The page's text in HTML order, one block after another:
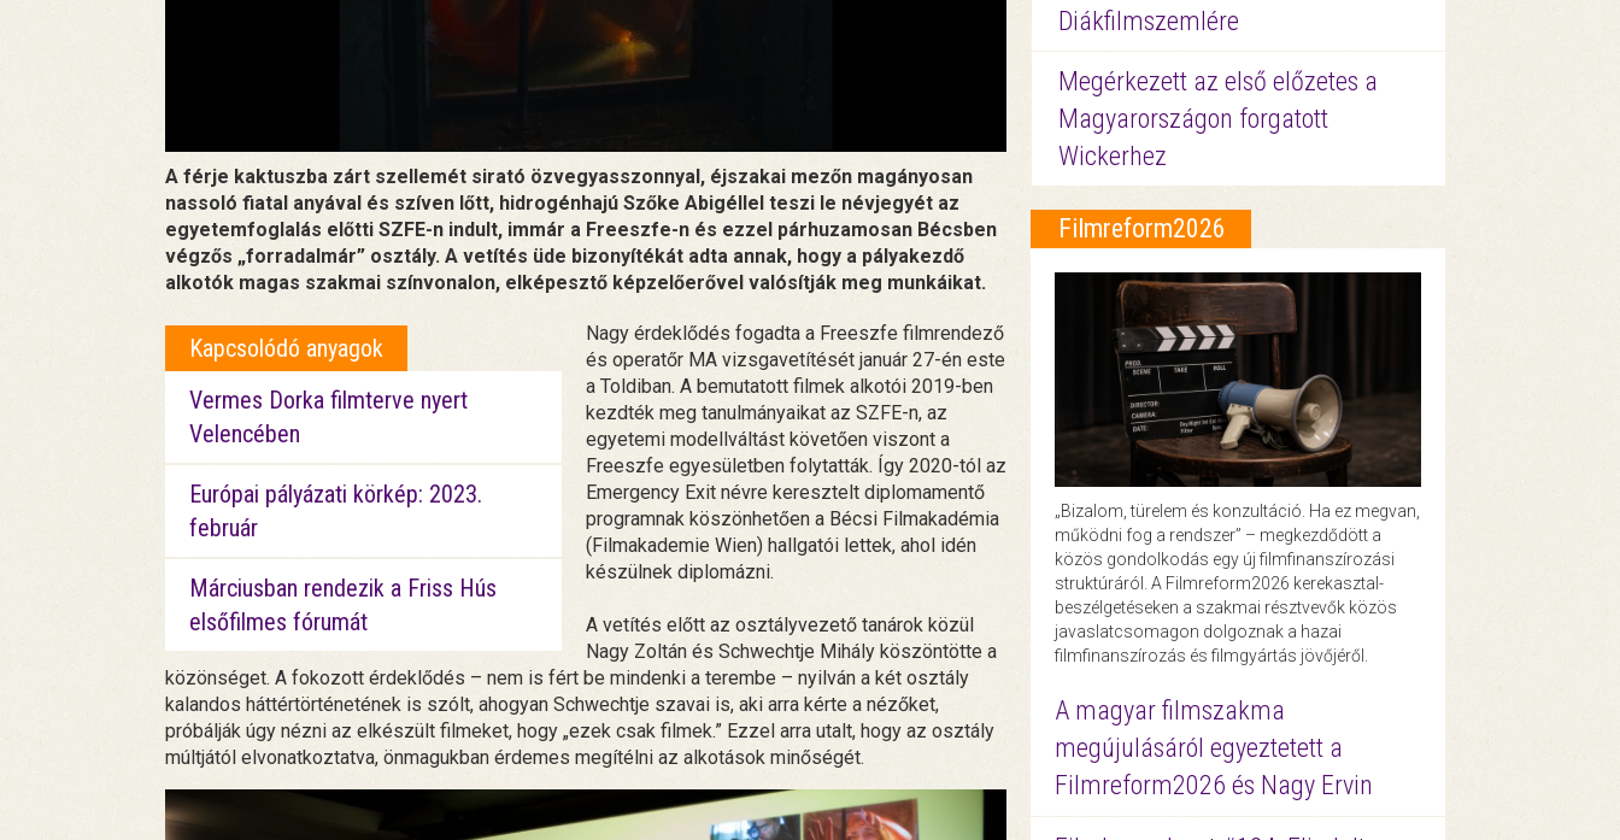
A férje kaktuszba zárt szellemét sirató özvegyasszonnyal, éjszakai mezőn magányosan
nassoló fiatal anyával és szíven lőtt, hidrogénhajú Szőke Abigéllel teszi le névjegyét az
egyetemfoglalás előtti SZFE-n indult, immár a Freeszfe-n és ezzel párhuzamosan Bécsben
végzős „forradalmár” osztály. A vetítés üde bizonyítékát adta annak, hogy a pályakezdő
alkotók magas szakmai színvonalon, elképesztő képzelőerővel valósítják meg munkáikat.
Kapcsolódó anyagok
Vermes Dorka filmterve nyert
Velencében
Európai pályázati körkép: 2023.
február
Márciusban rendezik a Friss Hús
elsőfilmes fórumát
Nagy érdeklődés fogadta a Freeszfe filmrendező
és operatőr MA vizsgavetítését január 27-én este
a Toldiban. A bemutatott filmek alkotói 2019-ben
kezdték meg tanulmányaikat az SZFE-n, az
egyetemi modellváltást követően viszont a
Freeszfe egyesületben folytatták. Így 2020-tól az
Emergency Exit névre keresztelt diplomamentő
programnak köszönhetően a Bécsi Filmakadémia
(Filmakademie Wien) hallgatói lettek, ahol idén
készülnek diplomázni.
A vetítés előtt az osztályvezető tanárok közül
Nagy Zoltán és Schwechtje Mihály köszöntötte a
közönséget. A fokozott érdeklődés – nem is fért be mindenki a terembe – nyilván a két osztály
kalandos háttértörténetének is szólt, ahogyan Schwechtje szavai is, aki arra kérte a nézőket,
próbálják úgy nézni az elkészült filmeket, hogy „ezek csak filmek.” Ezzel arra utalt, hogy az osztály
múltjától elvonatkoztatva, önmagukban érdemes megítélni az alkotások minőségét.
Diákfilmszemlére
Megérkezett az első előzetes a
Magyarországon forgatott
Wickerhez
Filmreform2026
„Bizalom, türelem és konzultáció. Ha ez megvan,
működni fog a rendszer” – megkezdődött a
közös gondolkodás egy új filmfinanszírozási
struktúráról. A Filmreform2026 kerekasztal-
beszélgetéseken a szakmai résztvevők közös
javaslatcsomagon dolgoznak a hazai
filmfinanszírozás és filmgyártás jövőjéről.
A magyar filmszakma
megújulásáról egyeztetett a
Filmreform2026 és Nagy Ervin